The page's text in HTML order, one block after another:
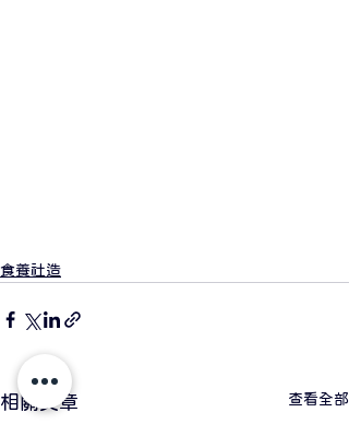
食養社造
相關文章 查看全部